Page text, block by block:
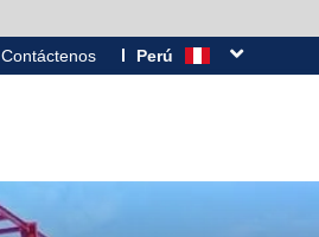
Contáctenos Perú